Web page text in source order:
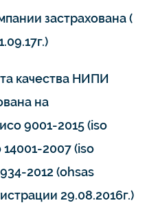
застрахована (
качества НИПИ
на
9001-2015 (iso
14001-2007 (iso
2012 (ohsas
29.08.2016г.)